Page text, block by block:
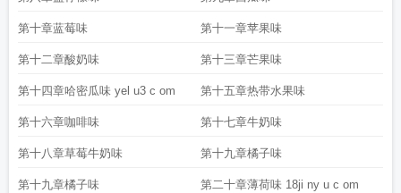
知棒的区别我的时令男友作者 西瓜珍宝珠珍宝珠胜丸有什么的疗效可以缓解血
阿尔卑斯什么关系
珍宝珠棒棒糖里面的泡泡糖能吞吗
糖是阿尔卑斯吗
第十章蓝莓味 第十一章苹果味
第十二章酸奶味 第十三章芒果味
第十四章哈密瓜味 yel u3 c om 第十五章热带水果味
第十六章咖啡味 第十七章牛奶味
第十八章草莓牛奶味 第十九章橘子味
第十九章橘子味 第二十章薄荷味 18ji ny u c om